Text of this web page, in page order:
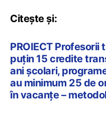
Citește și:
PROIECT
puțin 15 credite
ani școlari,
au minimum 25 de
în vacanțe –